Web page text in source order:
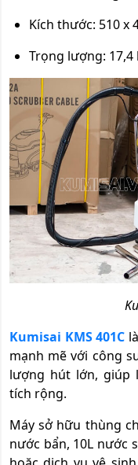
Kích thước: 510 x
Trọng lượng: 17,4
Kumisai KMS 401C
mạnh mẽ với công
lượng hút lớn, giúp
tích rộng.
Máy sở hữu thùng
nước bẩn, 10L nước